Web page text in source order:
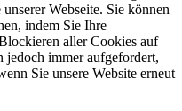
Webseite. Sie können
indem Sie Ihre
aller Cookies auf
jedoch immer aufgefordert,
Sie unsere Website erneut